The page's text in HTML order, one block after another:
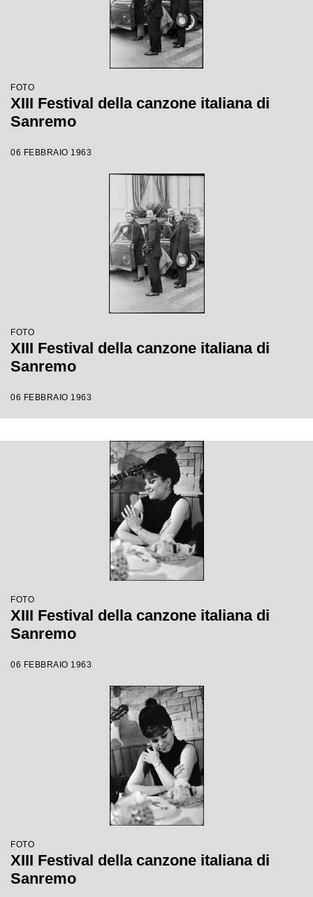
FOTO
XIII Festival della canzone italiana di
Sanremo
06 FEBBRAIO 1963
FOTO
XIII Festival della canzone italiana di
Sanremo
06 FEBBRAIO 1963
FOTO
XIII Festival della canzone italiana di
Sanremo
06 FEBBRAIO 1963
FOTO
XIII Festival della canzone italiana di
Sanremo